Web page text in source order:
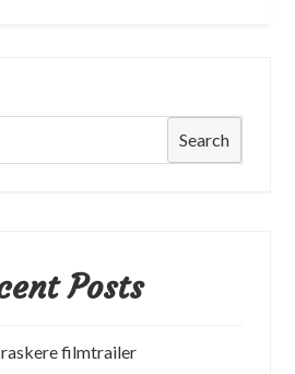
Search
Posts
filmtrailer